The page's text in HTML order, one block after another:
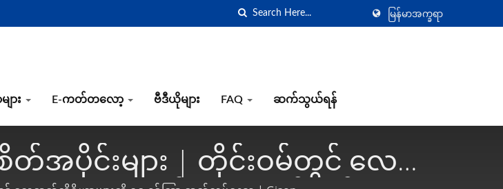
မြန်မာအက္ခရာ
ား E-ကတ်တလော့ ဗီဒီယိုများ FAQ ဆက်သွယ်ရန်
အပိုင်းများ | တိုင်းဝမ်တွင် လေ